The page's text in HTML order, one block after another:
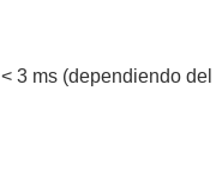
< 3 ms (dependiendo